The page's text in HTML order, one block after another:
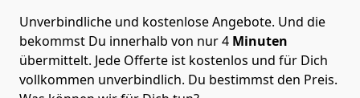
Unverbindliche und kostenlose Angebote. Und die
bekommst Du innerhalb von nur4 Minuten
übermittelt. Jede Offerte ist kostenlos und für Dich
vollkommen unverbindlich. Du bestimmst den Preis.